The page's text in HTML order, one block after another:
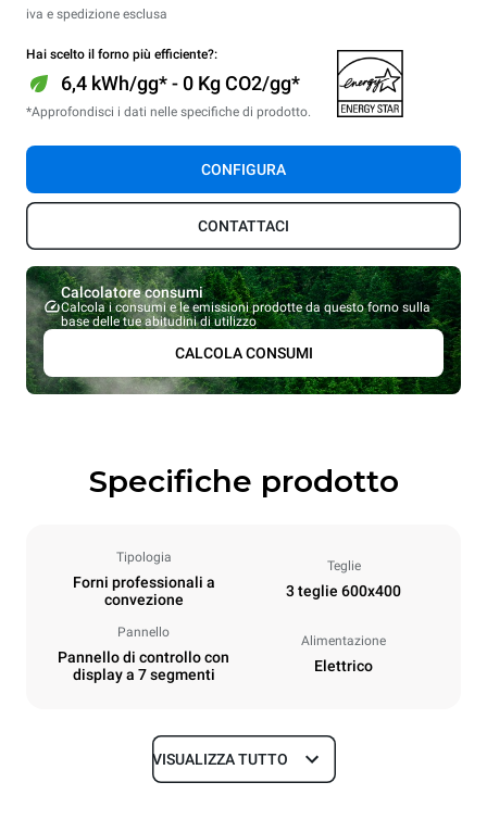
iva e spedizione esclusa
Hai scelto il forno più efficiente?:
6,4 kWh/gg* - 0 Kg CO2/gg*
*Approfondisci i dati nelle specifiche di prodotto.
CONFIGURA
CONTATTACI
Calcolatore consumi
Calcola i consumi e le emissioni prodotte da questo forno sulla
base delle tue abitudini di utilizzo
CALCOLA CONSUMI
Specifiche prodotto
Tipologia
Forni professionali a
convezione
Teglie
3 teglie 600x400
Pannello
Pannello di controllo con
display a 7 segmenti
Alimentazione
Elettrico
Dimensioni
VISUALIZZA TUTTO